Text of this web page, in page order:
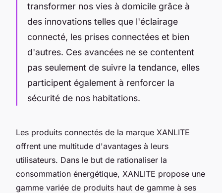
transformer nos vies à domicile grâce à
des innovations telles que l'éclairage
connecté, les prises connectées et bien
d'autres. Ces avancées ne se contentent
pas seulement de suivre la tendance, elles
participent également à renforcer la
sécurité de nos habitations.
Les produits connectés de la marque XANLITE
offrent une multitude d'avantages à leurs
utilisateurs. Dans le but de rationaliser la
consommation énergétique, XANLITE propose une
gamme variée de produits haut de gamme à ses